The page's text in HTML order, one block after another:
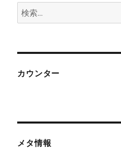
検
索:
カウンター
メタ情報